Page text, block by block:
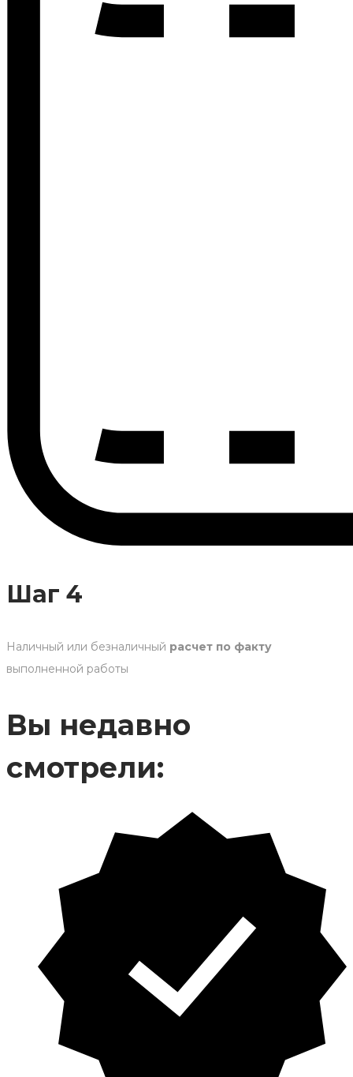
Шаг 4
Наличный или безналичный расчет по факту
выполненной работы
Вы недавно
смотрели: